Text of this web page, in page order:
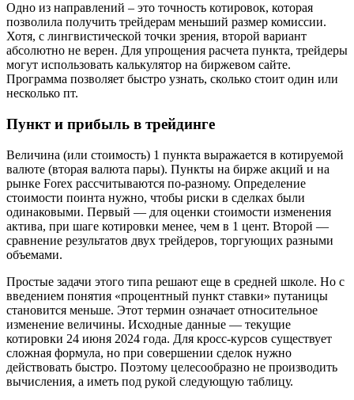
Одно из направлений – это точность котировок, которая
позволила получить трейдерам меньший размер комиссии.
Хотя, с лингвистической точки зрения, второй вариант
абсолютно не верен. Для упрощения расчета пункта, трейдеры
могут использовать калькулятор на биржевом сайте.
Программа позволяет быстро узнать, сколько стоит один или
несколько пт.
Пункт и прибыль в трейдинге
Величина (или стоимость) 1 пункта выражается в котируемой
валюте (вторая валюта пары). Пункты на бирже акций и на
рынке Forex рассчитываются по-разному. Определение
стоимости поинта нужно, чтобы риски в сделках были
одинаковыми. Первый — для оценки стоимости изменения
актива, при шаге котировки менее, чем в 1 цент. Второй —
сравнение результатов двух трейдеров, торгующих разными
объемами.
Простые задачи этого типа решают еще в средней школе. Но с
введением понятия «процентный пункт ставки» путаницы
становится меньше. Этот термин означает относительное
изменение величины. Исходные данные — текущие
котировки 24 июня 2024 года. Для кросс-курсов существует
сложная формула, но при совершении сделок нужно
действовать быстро. Поэтому целесообразно не производить
вычисления, а иметь под рукой следующую таблицу.